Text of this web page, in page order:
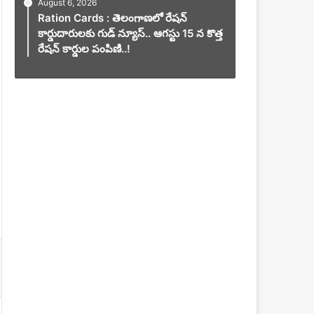
August 6, 2026
Ration Cards : తెలంగాణలో రేషన్
కార్డుదారులకు గుడ్ న్యూస్.. ఆగస్టు 15 న కొత్త
రేషన్ కార్డుల పంపిణి..!